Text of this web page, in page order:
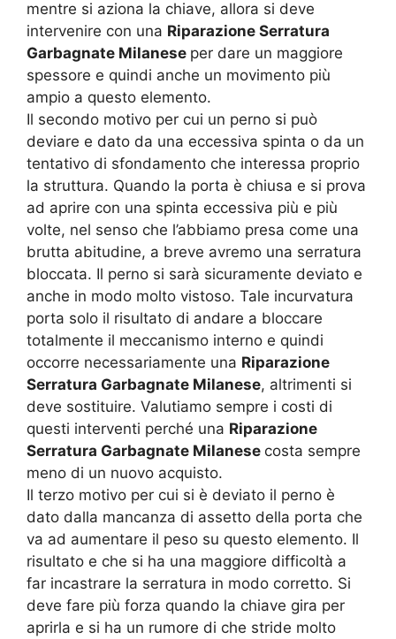
mentre si aziona la chiave, allora si deve
intervenire con una Riparazione Serratura
Garbagnate Milanese per dare un maggiore
spessore e quindi anche un movimento più
ampio a questo elemento.
Il secondo motivo per cui un perno si può
deviare e dato da una eccessiva spinta o da un
tentativo di sfondamento che interessa proprio
la struttura. Quando la porta è chiusa e si prova
ad aprire con una spinta eccessiva più e più
volte, nel senso che l’abbiamo presa come una
brutta abitudine, a breve avremo una serratura
bloccata. Il perno si sarà sicuramente deviato e
anche in modo molto vistoso. Tale incurvatura
porta solo il risultato di andare a bloccare
totalmente il meccanismo interno e quindi
occorre necessariamente una Riparazione
Serratura Garbagnate Milanese, altrimenti si
deve sostituire. Valutiamo sempre i costi di
questi interventi perché una Riparazione
Serratura Garbagnate Milanese costa sempre
meno di un nuovo acquisto.
Il terzo motivo per cui si è deviato il perno è
dato dalla mancanza di assetto della porta che
va ad aumentare il peso su questo elemento. Il
risultato e che si ha una maggiore difficoltà a
far incastrare la serratura in modo corretto. Si
deve fare più forza quando la chiave gira per
aprirla e si ha un rumore di che stride molto